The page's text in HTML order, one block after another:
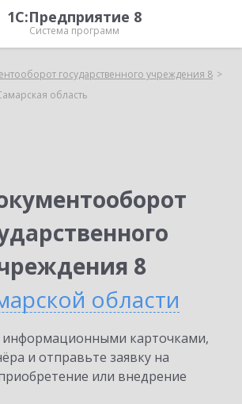
1С:Предприятие 8
Система программ
государственного учреждения 8
область
8
области
информационными карточками,
и отправьте заявку на
или внедрение